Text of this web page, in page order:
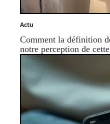
Actu
Comment la définition
notre perception de